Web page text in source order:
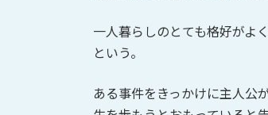
一人暮らしのとても格好がよ
という。
ある事件をきっかけに主人公